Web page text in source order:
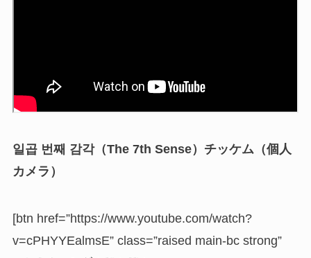
일곱 번째 감각（The 7th Sense）チッケム（個人
カメラ）
[btn href=”https://www.youtube.com/watch?
v=cPHYYEalmsE” class=”raised main-bc strong”